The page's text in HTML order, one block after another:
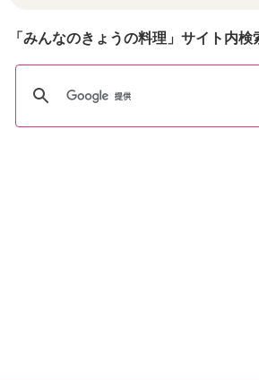
「みんなのきょうの料理」サイト内検